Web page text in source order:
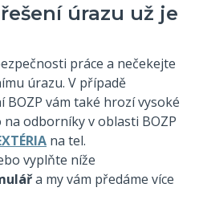
úrazu už je
práce a nečekejte
úrazu. V případě
vám také hrozí vysoké
odborníky v oblasti BOZP
na tel.
vyplňte níže
a my vám předáme více